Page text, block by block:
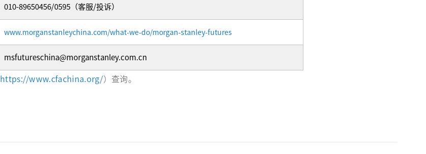
010-89650456/0595（客服/投诉）
www.morganstanleychina.com/what-we-do/morgan-stanley-futures
msfutureschina@morganstanley.com.cn
https://www.cfachina.org/）查询。